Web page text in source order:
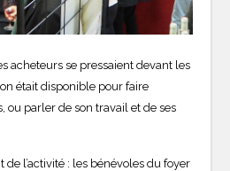
acheteurs se pressaient devant les
était disponible pour faire
ou parler de son travail et de ses
de l’activité : les bénévoles du foyer